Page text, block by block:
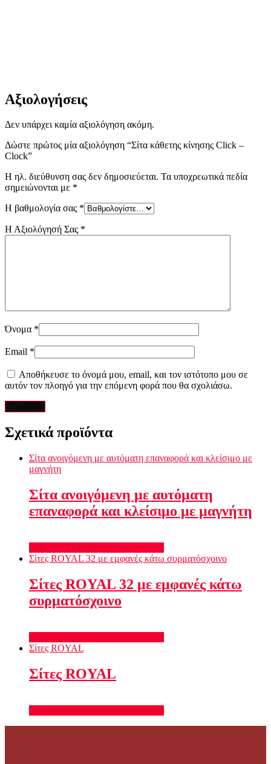
Αξιολογήσεις
Δεν υπάρχει καμία αξιολόγηση ακόμη.
Δώστε πρώτος μία αξιολόγηση “Σίτα κάθετης κίνησης Click –
Clock”
Η ηλ. διεύθυνση σας δεν δημοσιεύεται. Τα υποχρεωτικά πεδία
σημειώνονται με *
Η βαθμολογία σας *
Η Αξιολόγησή Σας *
Όνομα *
Email *
Αποθήκευσε το όνομά μου, email, και τον ιστότοπο μου σε
αυτόν τον πλοηγό για την επόμενη φορά που θα σχολιάσω.
Σχετικά προϊόντα
Σίτα ανοιγόμενη με αυτόματη επαναφορά και κλείσιμο με
μαγνήτη
Σίτα ανοιγόμενη με αυτόματη
επαναφορά και κλείσιμο με μαγνήτη
Σίτες ROYAL 32 με εμφανές κάτω συρματόσχοινο
Σίτες ROYAL 32 με εμφανές κάτω
συρματόσχοινο
Σίτες ROYAL
Σίτες ROYAL